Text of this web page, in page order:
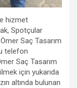
hizmet
Spotçular
Saç Tasarım
telefon
Saç Tasarım
için yukarıda
altında bulunan